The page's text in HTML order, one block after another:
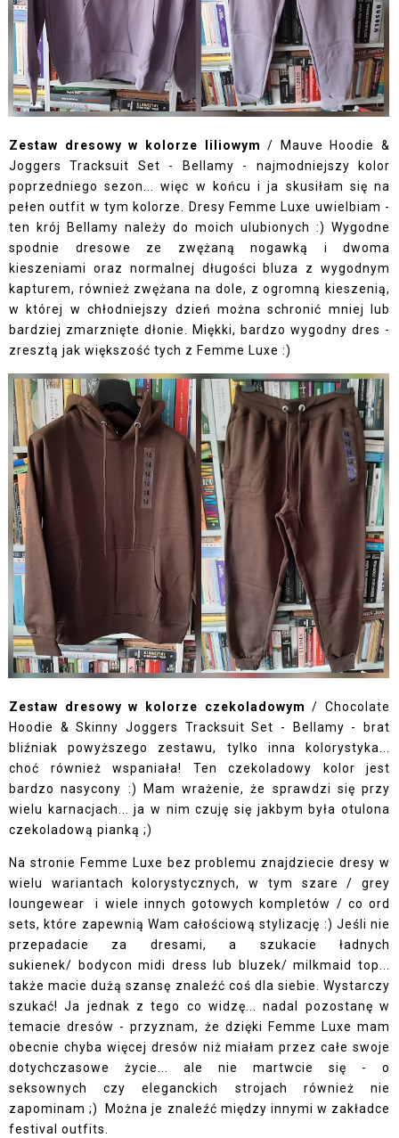
Zestaw dresowy w kolorze liliowym /
Mauve Hoodie &
Joggers Tracksuit Set - Bellamy - najmodniejszy kolor
poprzedniego sezon... więc w końcu i ja skusiłam się na
pełen outfit w tym kolorze. Dresy Femme Luxe uwielbiam -
ten krój Bellamy należy do moich ulubionych :) Wygodne
spodnie dresowe ze zwężaną nogawką i dwoma
kieszeniami oraz normalnej długości bluza z wygodnym
kapturem, również zwężana na dole, z ogromną kieszenią,
w której w chłodniejszy dzień można schronić mniej lub
bardziej zmarznięte dłonie. Miękki, bardzo wygodny dres -
zresztą jak większość tych z Femme Luxe :)
Zestaw dresowy w kolorze czekoladowym /Chocolate
Hoodie & Skinny Joggers Tracksuit Set - Bellamy - brat
bliźniak powyższego zestawu, tylko inna kolorystyka...
choć również wspaniała! Ten czekoladowy kolor jest
bardzo nasycony :) Mam wrażenie, że sprawdzi się przy
wielu karnacjach... ja w nim czuję się jakbym była otulona
czekoladową pianką ;)
Na stronie Femme Luxe bez problemu znajdziecie dresy w
wielu wariantach kolorystycznych, w tym szare / grey
loungewear
i wiele innych gotowych kompletów / co ord
sets, które zapewnią Wam całościową stylizację :) Jeśli nie
przepadacie za dresami, a szukacie ładnych
sukienek/
bodycon midi dress lub bluzek/milkmaid top
także macie dużą szansę znaleźć coś dla siebie. Wystarczy
szukać! Ja jednak z tego co widzę... nadal pozostanę w
temacie dresów - przyznam, że dzięki Femme Luxe mam
obecnie chyba więcej dresów niż miałam przez całe swoje
dotychczasowe życie... ale nie martwcie się - o
seksownych czy eleganckich strojach również nie
zapominam ;) Można je znaleźć między innymi w zakładce
festival outfits